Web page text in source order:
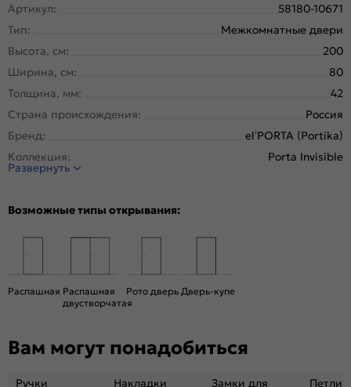
Артикул:
58180-10671
Тип:
Межкомнатные двери
Высота, см:
200
Ширина, см:
80
Толщина, мм:
42
Страна происхождения:
Россия
Бренд:
el’PORTA (Portika)
Коллекция:
Porta Invisible
Стиль:
Конструкция двери:
Вес, кг:
Развернуть
Возможные типы открывания:
Распашная Распашная
двустворчатая
Рото дверь Дверь-купе
Вам могут понадобиться
Ручки
Накладки
Замки для
Петли